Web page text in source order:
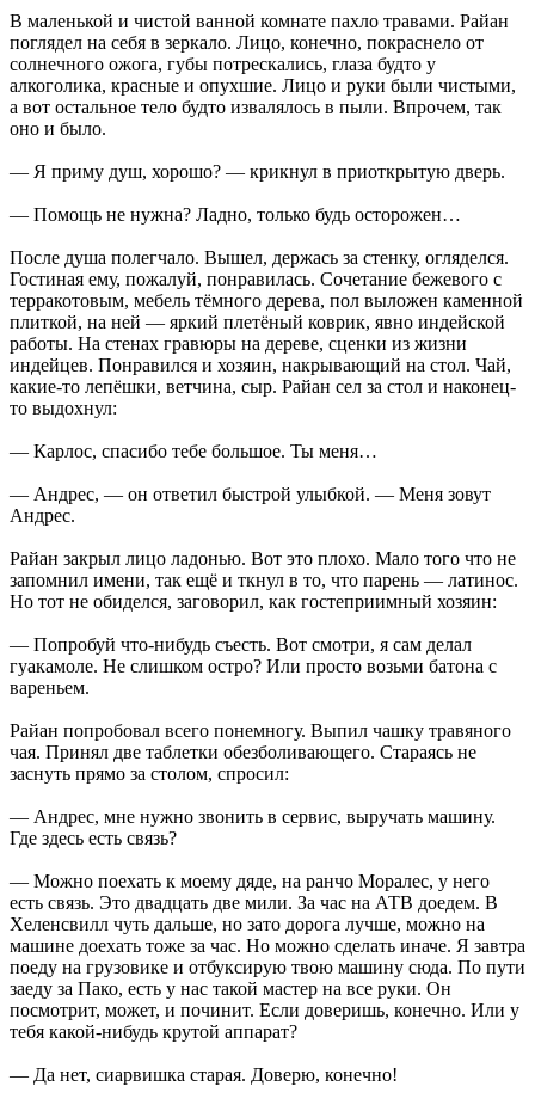
В маленькой и чистой ванной комнате пахло травами. Райан
поглядел на себя в зеркало. Лицо, конечно, покраснело от
солнечного ожога, губы потрескались, глаза будто у
алкоголика, красные и опухшие. Лицо и руки были чистыми,
а вот остальное тело будто извалялось в пыли. Впрочем, так
оно и было.
— Я приму душ, хорошо? — крикнул в приоткрытую дверь.
— Помощь не нужна? Ладно, только будь осторожен…
После душа полегчало. Вышел, держась за стенку, огляделся.
Гостиная ему, пожалуй, понравилась. Сочетание бежевого с
терракотовым, мебель тёмного дерева, пол выложен каменной
плиткой, на ней — яркий плетёный коврик, явно индейской
работы. На стенах гравюры на дереве, сценки из жизни
индейцев. Понравился и хозяин, накрывающий на стол. Чай,
какие-то лепёшки, ветчина, сыр. Райан сел за стол и наконец-
то выдохнул:
— Карлос, спасибо тебе большое. Ты меня…
— Андрес, — он ответил быстрой улыбкой. — Меня зовут
Андрес.
Райан закрыл лицо ладонью. Вот это плохо. Мало того что не
запомнил имени, так ещё и ткнул в то, что парень — латинос.
Но тот не обиделся, заговорил, как гостеприимный хозяин:
— Попробуй что-нибудь съесть. Вот смотри, я сам делал
гуакамоле. Не слишком остро? Или просто возьми батона с
вареньем.
Райан попробовал всего понемногу. Выпил чашку травяного
чая. Принял две таблетки обезболивающего. Стараясь не
заснуть прямо за столом, спросил:
— Андрес, мне нужно звонить в сервис, выручать машину.
Где здесь есть связь?
— Можно поехать к моему дяде, на ранчо Моралес, у него
есть связь. Это двадцать две мили. За час на АТВ доедем. В
Хеленсвилл чуть дальше, но зато дорога лучше, можно на
машине доехать тоже за час. Но можно сделать иначе. Я завтра
поеду на грузовике и отбуксирую твою машину сюда. По пути
заеду за Пако, есть у нас такой мастер на все руки. Он
посмотрит, может, и починит. Если доверишь, конечно. Или у
тебя какой-нибудь крутой аппарат?
— Да нет, сиарвишка старая. Доверю, конечно!